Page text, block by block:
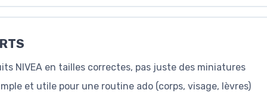
NIVEA en tailles correctes, pas juste des miniatures
et utile pour une routine ado (corps, visage, lèvres)